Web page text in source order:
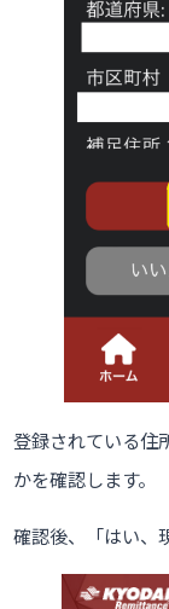
登録されている住
かを確認します。
確認後、「はい、